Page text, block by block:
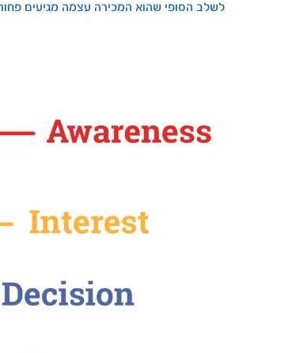
לשלב הסופי שהוא המכירה עצמה מגיעים